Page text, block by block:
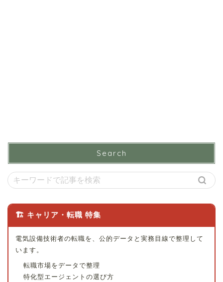
Search
🏗 キャリア・転職 特集
電気設備技術者の転職を、公的データと実務目線で整理して
います。
転職市場をデータで整理
特化型エージェントの選び方